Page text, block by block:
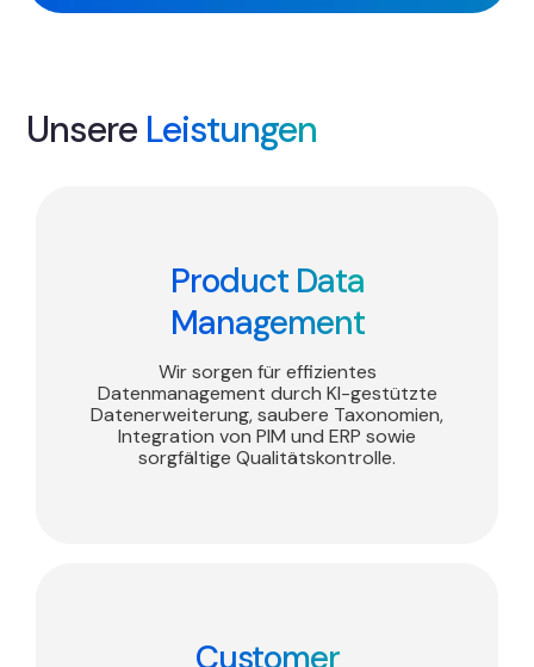
Unsere Leistungen
Product Data
Management
Wir sorgen für effizientes
Datenmanagement durch KI-gestützte
Datenerweiterung, saubere Taxonomien,
Integration von PIM und ERP sowie
sorgfältige Qualitätskontrolle.